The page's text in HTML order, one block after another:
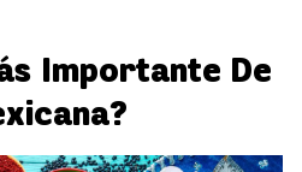
Importante De